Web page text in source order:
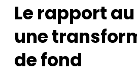
Le rapport
une
de fond